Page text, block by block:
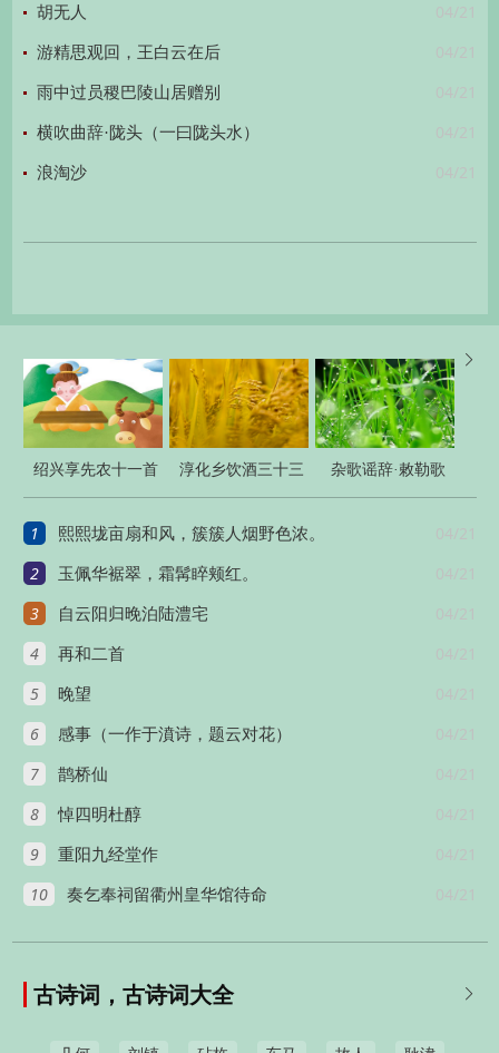
04/21
胡无人
04/21
游精思观回，王白云在后
04/21
雨中过员稷巴陵山居赠别
04/21
横吹曲辞·陇头（一曰陇头水）
04/21
浪淘沙

绍兴享先农十一首
淳化乡饮酒三十三
章
杂歌谣辞·敕勒歌
1 04/21
熙熙垅亩扇和风，簇簇人烟野色浓。
2 04/21
玉佩华裾翠，霜髯睟颊红。
3 04/21
自云阳归晚泊陆澧宅
4 04/21
再和二首
5 04/21
晚望
6 04/21
感事（一作于濆诗，题云对花）
7 04/21
鹊桥仙
8 04/21
悼四明杜醇
9 04/21
重阳九经堂作
10 04/21
奏乞奉祠留衢州皇华馆待命

古诗词，古诗词大全